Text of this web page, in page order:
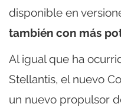
disponible en
también con más
Al igual que ha
Stellantis, el nuevo
un nuevo propulsor